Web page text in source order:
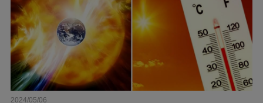
2024/05/06